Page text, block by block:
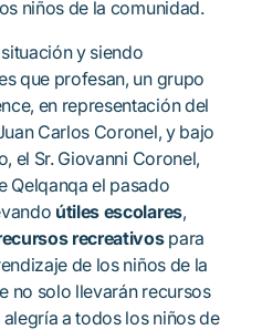
niños de la comunidad.
y siendo
que profesan, un grupo
en representación del
Carlos Coronel, y bajo
el Sr. Giovanni Coronel,
Qelqanqa el pasado
útiles escolares,
recreativos para
de los niños de la
no solo llevarán recursos
a todos los niños de